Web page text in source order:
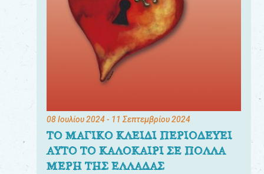
08 Ιουλίου 2024- 11 Σεπτεμβρίου 2024
ΤΟ ΜΑΓΙΚΟ ΚΛΕΙΔΙ ΠΕΡΙΟΔΕΥΕΙ
ΑΥΤΟ ΤΟ ΚΑΛΟΚΑΙΡΙ ΣΕ ΠΟΛΛΑ
ΜΕΡΗ ΤΗΣ ΕΛΛΑΔΑΣ